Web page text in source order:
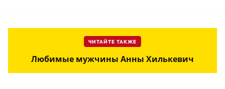
ЧИТАЙТЕ ТАКЖЕ
Любимые мужчины Анны Хилькевич